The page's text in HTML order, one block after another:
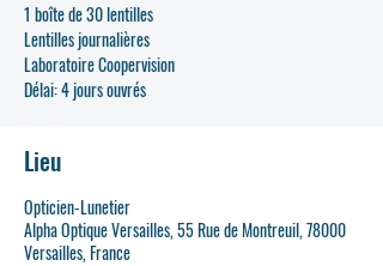
1 boîte de 30 lentilles
Lentilles journalières
Laboratoire Coopervision
Délai: 4 jours ouvrés
Lieu
Opticien-Lunetier
Alpha Optique Versailles, 55 Rue de Montreuil, 78000
Versailles, France